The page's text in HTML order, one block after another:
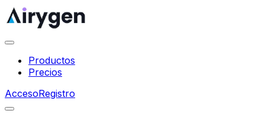
Productos
Precios
AccesoRegistro